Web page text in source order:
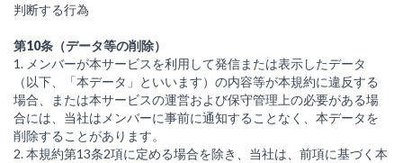
判断する行為
第10条（データ等の削除）
1. メンバーが本サービスを利用して発信または表示したデータ
（以下、「本データ」といいます）の内容等が本規約に違反する
場合、または本サービスの運営および保守管理上の必要がある場
合には、当社はメンバーに事前に通知することなく、本データを
削除することがあります。
2. 本規約第13条2項に定める場合を除き、当社は、前項に基づく本